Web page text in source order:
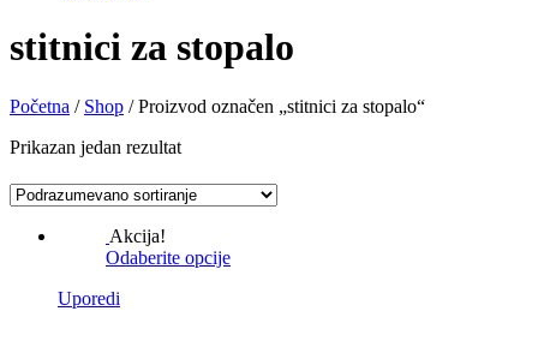
stitnici za stopalo
Početna / Shop / Proizvod označen „stitnici za stopalo“
Prikazan jedan rezultat
Akcija!
Odaberite opcije
Uporedi